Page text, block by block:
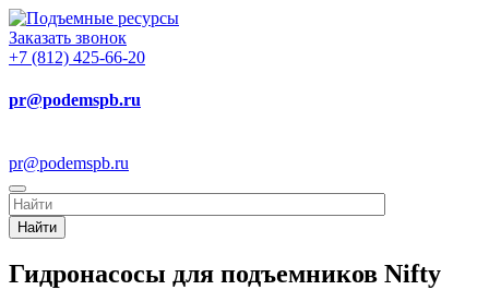
Заказать звонок
+7 (812) 425-66-20
pr@podemspb.ru
pr@podemspb.ru
Найти
Гидронасосы для подъемников Nifty